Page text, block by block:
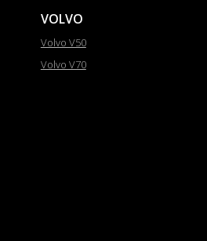
VOLVO
Volvo V50
Volvo V70